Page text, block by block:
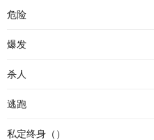
危险
爆发
杀人
逃跑
私定终身（）